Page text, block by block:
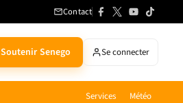
Contact
Soutenir Senego Se connecter
Services Météo